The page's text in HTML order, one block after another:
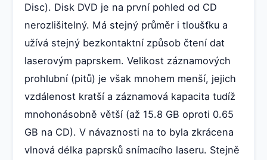
Disc). Disk DVD je na první pohled od CD
nerozlišitelný. Má stejný průměr i tloušťku a
užívá stejný bezkontaktní způsob čtení dat
laserovým paprskem. Velikost záznamových
prohlubní (pitů) je však mnohem menší, jejich
vzdálenost kratší a záznamová kapacita tudíž
mnohonásobně větší (až 15.8 GB oproti 0.65
GB na CD). V návaznosti na to byla zkrácena
vlnová délka paprsků snímacího laseru. Stejně